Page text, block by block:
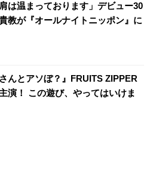
肩は温まっております」デビュー30
教が『オールナイトニッポン』に
んとアソぼ？』FRUITS ZIPPER
演！ この遊び、やってはいけま